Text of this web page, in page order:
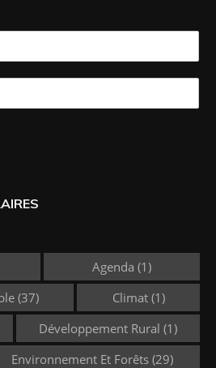
Agenda (1)
(37) Climat(1)
Développement Rural (1)
Environnement Et Forêts (29)